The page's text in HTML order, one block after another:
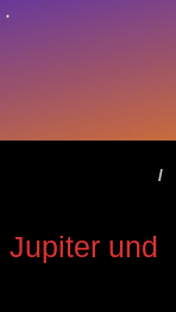
/
und